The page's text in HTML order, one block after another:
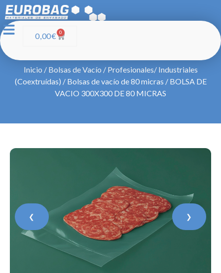
0,00€ 0
Inicio / Bolsas de Vacío / Profesionales/ Industriales
(Coextruídas) / Bolsas de vacío de 80 micras / BOLSA DE
VACIO 300X300 DE 80 MICRAS
❮ ❯